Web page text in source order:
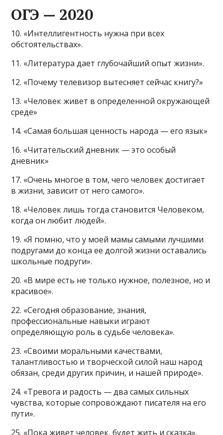
ОГЭ — 2020
10. «Интеллигентность нужна при всех
обстоятельствах».
11. «Литература дает глубочайший опыт жизни».
12. «Почему телевизор вытесняет сейчас книгу?»
13. «Человек живет в определенной окружающей
среде»
14. «Самая большая ценность народа — его язык»
16. «Читательский дневник — это особый
дневник»
17. «Очень многое в том, чего человек достигает
в жизни, зависит от него самого».
18. «Человек лишь тогда становится Человеком,
когда он любит людей».
19. «Я помню, что у моей мамы самыми лучшими
подругами до конца ее долгой жизни оставались
школьные подруги».
20. «В мире есть не только нужное, полезное, но и
красивое».
22. «Сегодня образование, знания,
профессиональные навыки играют
определяющую роль в судьбе человека».
23. «Своими моральными качествами,
талантливостью и творческой силой наш народ
обязан, среди других причин, и нашей природе».
24. «Тревога и радость — два самых сильных
чувства, которые сопровождают писателя на его
пути».
25. «Пока живет человек, будет жить и сказка».